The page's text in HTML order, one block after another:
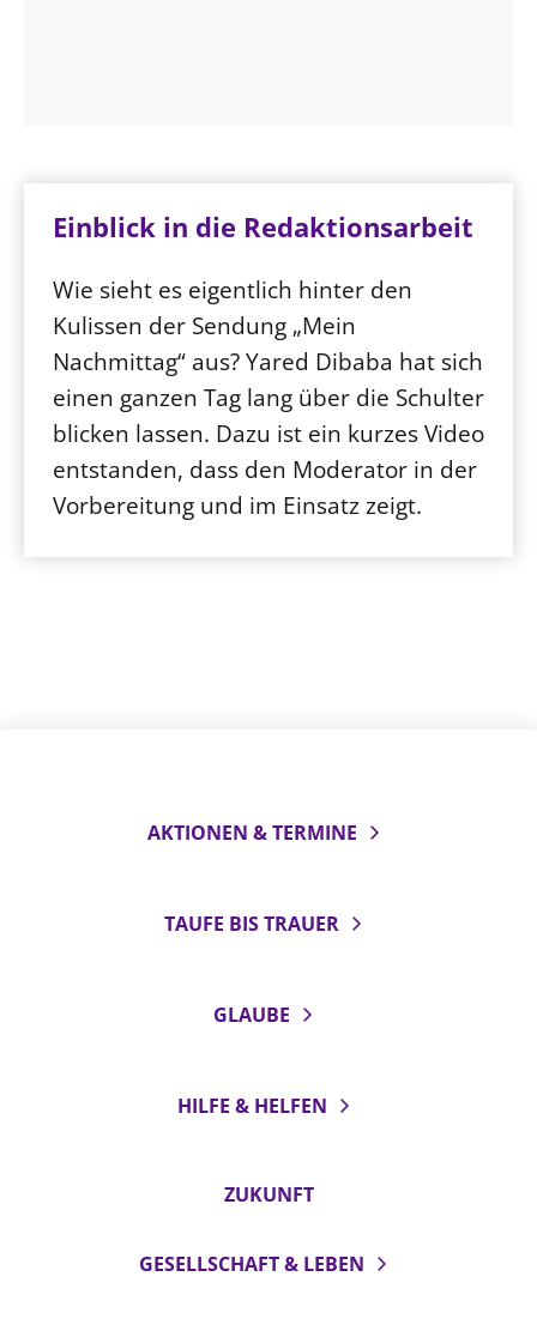
Einblick in die Redaktionsarbeit
Wie sieht es eigentlich hinter den
Kulissen der Sendung „Mein
Nachmittag“ aus? Yared Dibaba hat sich
einen ganzen Tag lang über die Schulter
blicken lassen. Dazu ist ein kurzes Video
entstanden, dass den Moderator in der
Vorbereitung und im Einsatz zeigt.
AKTIONEN & TERMINE
TAUFE BIS TRAUER
GLAUBE
HILFE & HELFEN
ZUKUNFT
GESELLSCHAFT & LEBEN